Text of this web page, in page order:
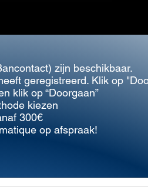
zijn beschikbaar.
geregistreerd. Klik op
klik op “Doorgaan”
kiezen
300€
op afspraak!